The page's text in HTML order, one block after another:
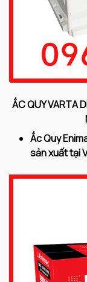
ẮC QUY VARTA
Ắc Quy
sản xuất tại